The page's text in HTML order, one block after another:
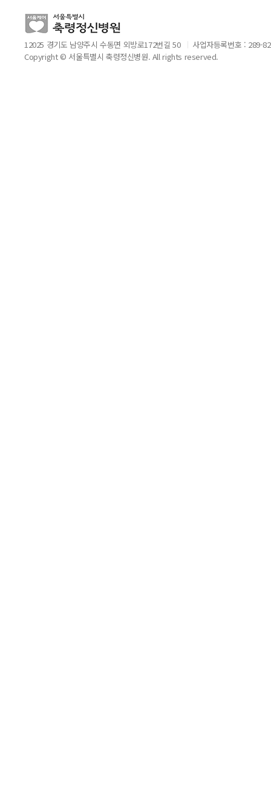
12025 경기도 남양주시 수동면 외방로172번길 50
사업자등록번호 : 289-
Copyright © 서울특별시 축령정신병원. All rights reserved.